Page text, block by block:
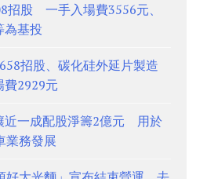
招股 一手入場費3556元、
為基投
招股、碳化硅外延片製造
2929元
近一成配股淨籌2億元 用於
業務發展